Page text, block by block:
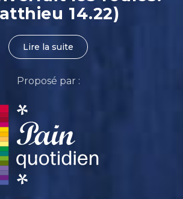
14.22)
Lire la suite
Proposé par :